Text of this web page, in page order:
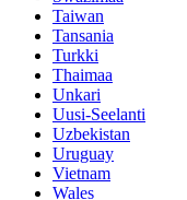
Taiwan
Tansania
Turkki
Thaimaa
Unkari
Uusi-Seelanti
Uzbekistan
Uruguay
Vietnam
Wales